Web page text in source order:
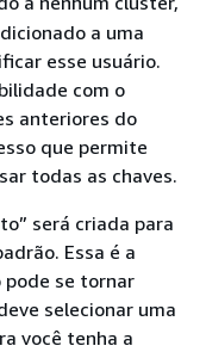
a uma
esse usuário.
com o
anteriores do
que permite
todas as chaves.
será criada para
Essa é a
pode se tornar
selecionar uma
você tenha a